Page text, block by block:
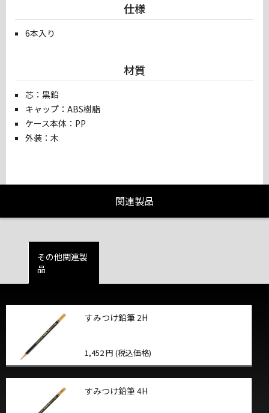
仕様
6本入り
材質
芯：黒鉛
キャップ：ABS樹脂
ケース本体：PP
外装：木
関連製品
その他関連製
品
すみつけ鉛筆 2H
1,452 円 (税込価格)
すみつけ鉛筆 4H